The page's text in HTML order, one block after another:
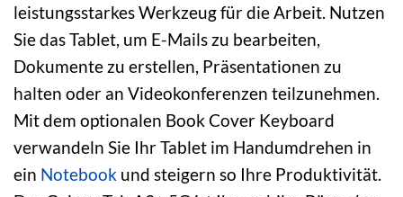
leistungsstarkes Werkzeug für die Arbeit. Nutzen
Sie das Tablet, um E-Mails zu bearbeiten,
Dokumente zu erstellen, Präsentationen zu
halten oder an Videokonferenzen teilzunehmen.
Mit dem optionalen Book Cover Keyboard
verwandeln Sie Ihr Tablet im Handumdrehen in
ein Notebook und steigern so Ihre Produktivität.